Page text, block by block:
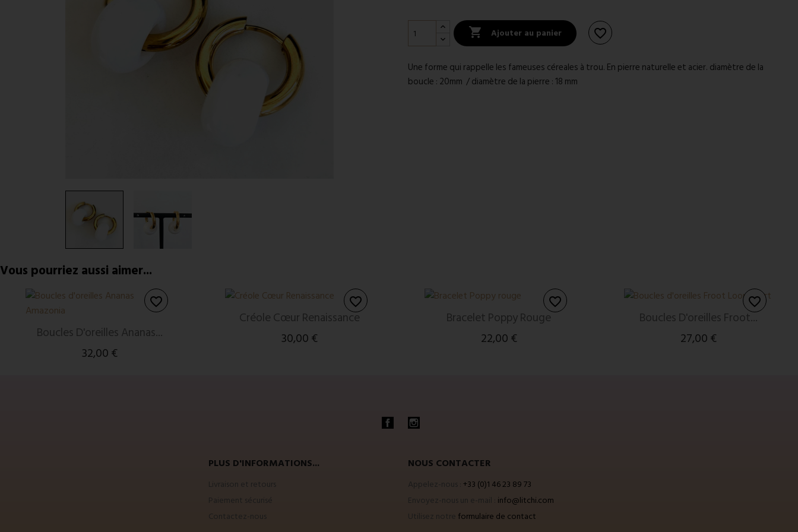
 Ajouter au panier favorite_border
Une forme qui rappelle les fameuses céreales à trou. En pierre naturelle et acier. diamètre de la
boucle : 20mm / diamètre de la pierre : 18 mm
Vous pourriez aussi aimer...
Boucles D'oreilles Ananas...
32,00 €
favorite_border
Créole Cœur Renaissance
30,00 €
favorite_border
Bracelet Poppy Rouge
22,00 €
favorite_border
Boucles D'oreilles Froot...
27,00 €
favorite_border
Facebook
PLUS D'INFORMATIONS...
Livraison et retours
Paiement sécurisé
Contactez-nous
NOUS CONTACTER
Appelez-nous : +33 (0)1 46 23 89 73
Envoyez-nous un e-mail : info@litchi.com
Utilisez notre formulaire de contact